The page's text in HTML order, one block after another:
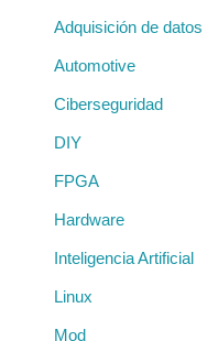
Adquisición de datos
Automotive
Ciberseguridad
DIY
FPGA
Hardware
Inteligencia Artificial
Linux
Mod